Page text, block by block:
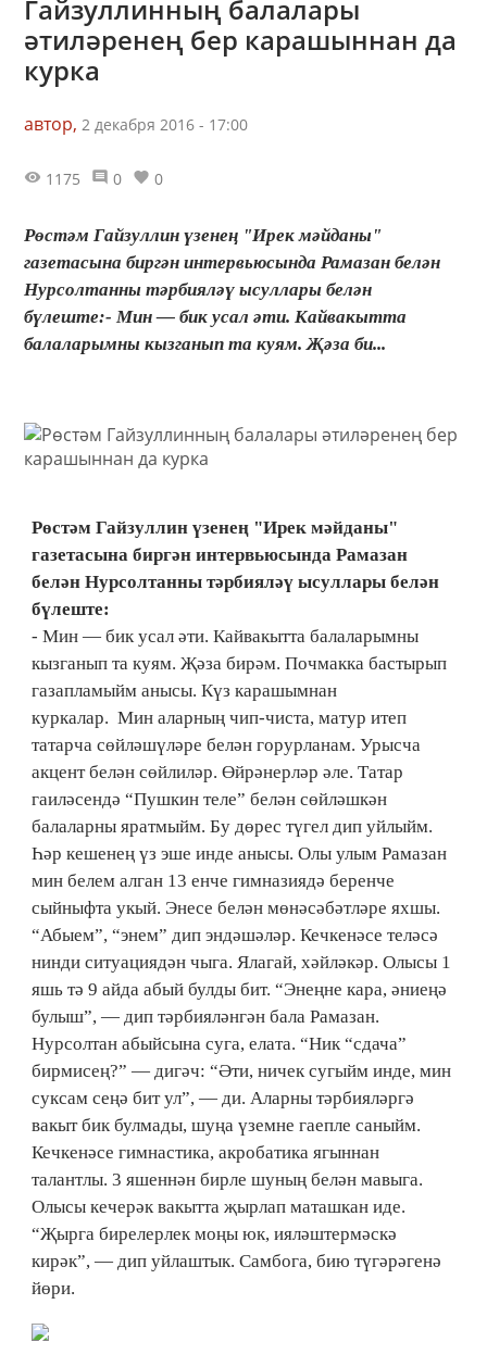
Гайзуллинның балалары
әтиләренең бер карашыннан да
курка
автор, 2 декабря 2016 - 17:00
1175 0 0
Рөстәм Гайзуллин үзенең "Ирек мәйданы"
газетасына биргән интервьюсында Рамазан белән
Нурсолтанны тәрбияләү ысуллары белән
бүлеште:- Мин — бик усал әти. Кайвакытта
балаларымны кызганып та куям. Җәза би...
Рөстәм Гайзуллин үзенең "Ирек мәйданы"
газетасына биргән интервьюсында Рамазан
белән Нурсолтанны тәрбияләү ысуллары белән
бүлеште:
- Мин — бик усал әти. Кайвакытта балаларымны
кызганып та куям. Җәза бирәм. Почмакка бастырып
газапламыйм анысы. Күз карашымнан
куркалар. Мин аларның чип-чиста, матур итеп
татарча сөйләшүләре белән горурланам. Урысча
акцент белән сөйлиләр. Өйрәнерләр әле. Татар
гаиләсендә “Пушкин теле” белән сөйләшкән
балаларны яратмыйм. Бу дөрес түгел дип уйлыйм.
Һәр кешенең үз эше инде анысы. Олы улым Рамазан
мин белем алган 13 енче гимназиядә беренче
сыйныфта укый. Энесе белән мөнәсәбәтләре яхшы.
“Абыем”, “энем” дип эндәшәләр. Кечкенәсе теләсә
нинди ситуациядән чыга. Ялагай, хәйләкәр. Олысы 1
яшь тә 9 айда абый булды бит. “Энеңне кара, әниеңә
булыш”, — дип тәрбияләнгән бала Рамазан.
Нурсолтан абыйсына суга, елата. “Ник “сдача”
бирмисең?” — дигәч: “Әти, ничек сугыйм инде, мин
суксам сеңә бит ул”, — ди. Аларны тәрбияләргә
вакыт бик булмады, шуңа үземне гаепле саныйм.
Кечкенәсе гимнастика, акробатика ягыннан
талантлы. 3 яшеннән бирле шуның белән мавыга.
Олысы кечерәк вакытта җырлап маташкан иде.
“Җырга бирелерлек моңы юк, ияләштермәскә
кирәк”, — дип уйлаштык. Самбога, бию түгәрәгенә
йөри.